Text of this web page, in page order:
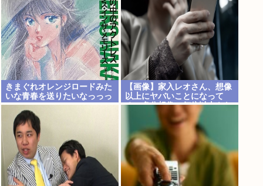
きまぐれオレンジロードみた
いな青春を送りたいなっっっ
っ
【画像】家入レオさん、想像
以上にヤバいことになって
る…多分想像の何倍以上もヤ